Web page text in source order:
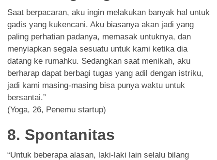
Saat berpacaran, aku ingin melakukan banyak hal untuk
gadis yang kukencani. Aku biasanya akan jadi yang
paling perhatian padanya, memasak untuknya, dan
menyiapkan segala sesuatu untuk kami ketika dia
datang ke rumahku. Sedangkan saat menikah, aku
berharap dapat berbagi tugas yang adil dengan istriku,
jadi kami masing-masing bisa punya waktu untuk
bersantai.”
(Yoga, 26, Penemu startup)
8. Spontanitas
“Untuk beberapa alasan, laki-laki lain selalu bilang